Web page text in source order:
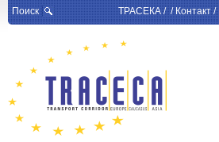
Поиск ТРАСЕКА/ /Контакт/